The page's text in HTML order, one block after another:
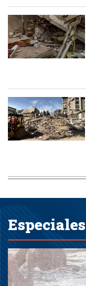
Especiales